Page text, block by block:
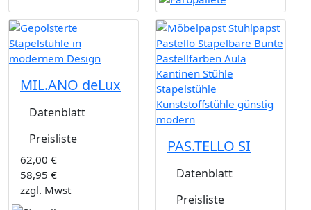
MIL.ANO deLux
Datenblatt
Preisliste
62,00 €
58,95 €
zzgl. Mwst
PAS.TELLO SI
Datenblatt
Preisliste